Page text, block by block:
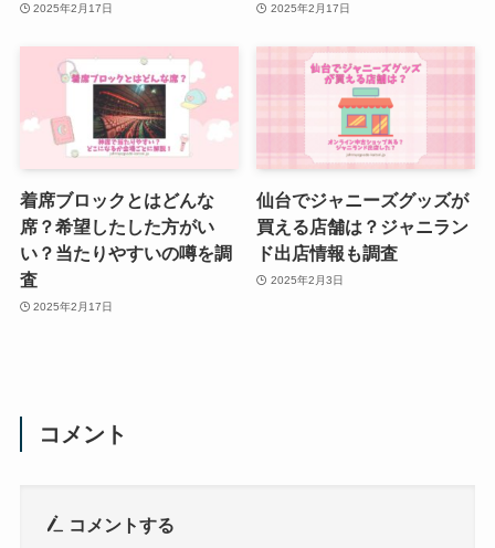
2025年2月17日 2025年2月17日
着席ブロックとはどんな
席？希望したした方がい
い？当たりやすいの噂を調
査
2025年2月17日
仙台でジャニーズグッズが
買える店舗は？ジャニラン
ド出店情報も調査
2025年2月3日
コメント
コメントする